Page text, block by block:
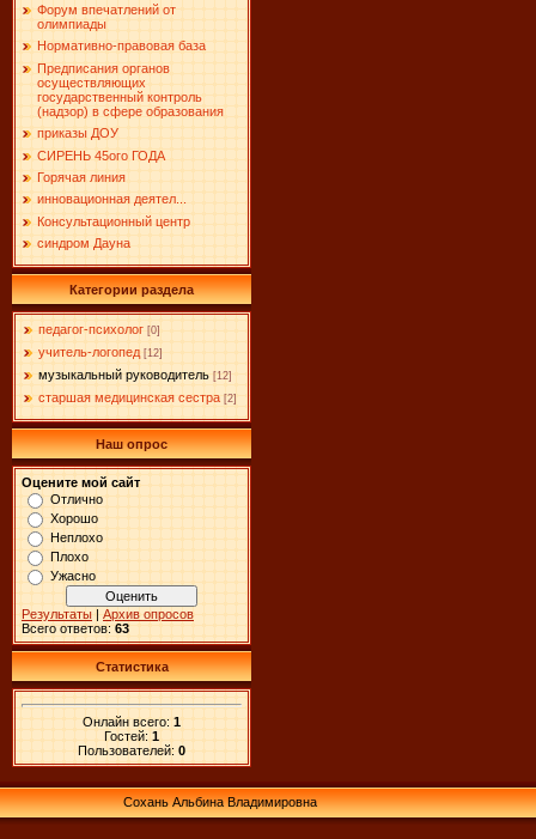
Форум впечатлений от
олимпиады
Нормативно-правовая база
Предписания органов
осуществляющих
государственный контроль
(надзор) в сфере образования
приказы ДОУ
СИРЕНЬ 45ого ГОДА
Горячая линия
инновационная деятел...
Консультационный центр
синдром Дауна
Категории раздела
педагог-психолог [0]
учитель-логопед [12]
музыкальный руководитель [12]
старшая медицинская сестра [2]
Наш опрос
Оцените мой сайт
Отлично
Хорошо
Неплохо
Плохо
Ужасно
Результаты | Архив опросов
Всего ответов: 63
Статистика
Онлайн всего: 1
Гостей: 1
Пользователей: 0
Сохань Альбина Владимировна